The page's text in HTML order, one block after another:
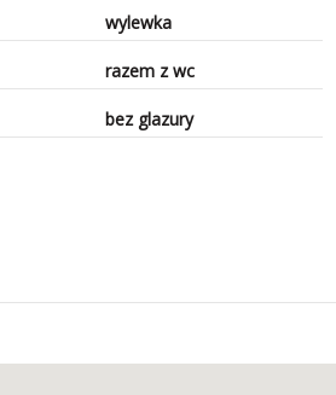
wylewka
razem z wc
bez glazury